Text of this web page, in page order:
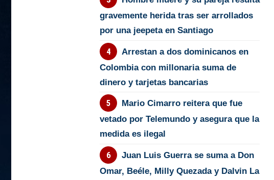
gravemente herida tras ser arrollados
por una jeepeta en Santiago
Arrestan a dos dominicanos en
Colombia con millonaria suma de
dinero y tarjetas bancarias
Mario Cimarro reitera que fue
vetado por Telemundo y asegura que la
medida es ilegal
Juan Luis Guerra se suma a Don
Omar, Beéle, Milly Quezada y Dalvin La